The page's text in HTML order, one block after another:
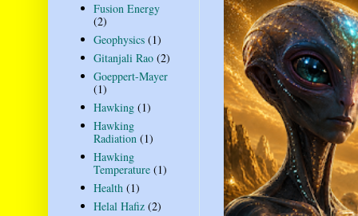
Fusion Energy
(2)
Geophysics (1)
Gitanjali Rao (2)
Goeppert-Mayer
(1)
Hawking (1)
Hawking
Radiation (1)
Hawking
Temperature (1)
Health (1)
Helal Hafiz (2)